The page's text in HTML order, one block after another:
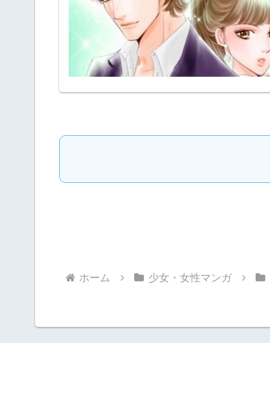
ホーム 少女・女性マンガ